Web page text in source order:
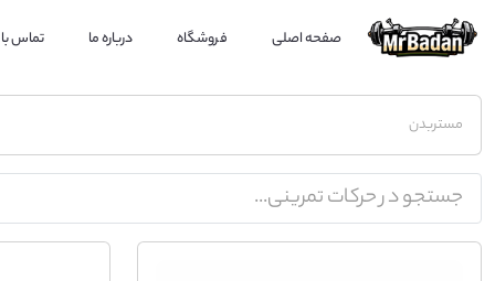
صفحه اصلی فروشگاه درباره ما تماس
مستربدن
جستجو در حرکات تمرینی...